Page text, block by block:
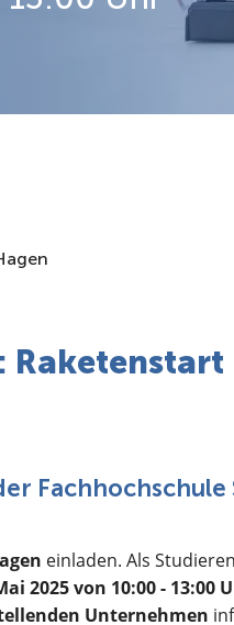
Fachhochschule
einladen. Als
2025 von 10:00 - 13:00
Unternehmen